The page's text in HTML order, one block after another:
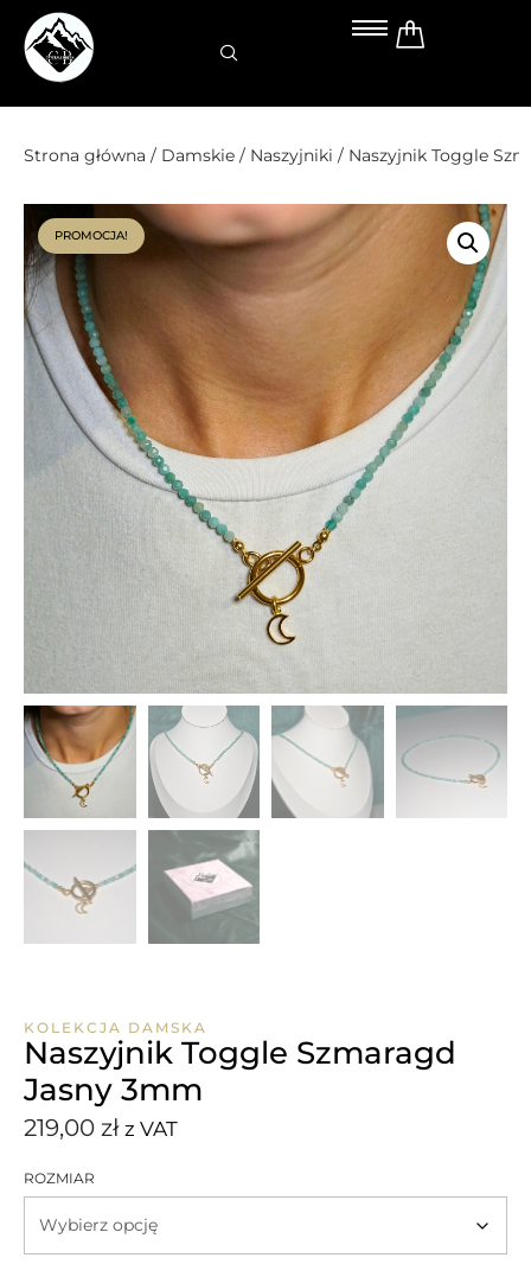
Przejdź
Strona główna / Damskie / Naszyjniki / Naszyjnik Toggle
PROMOCJA!
KOLEKCJA DAMSKA
Naszyjnik Toggle Szmaragd
Jasny 3mm
219,00 zł z VAT
ROZMIAR